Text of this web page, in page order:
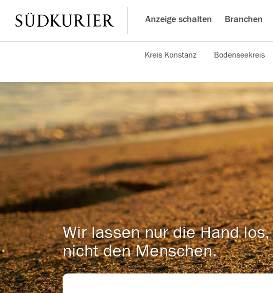
Anzeige schalten Branchen
Kreis Konstanz Bodenseekreis
Wir lassen nur die Hand los,
nicht den Menschen.